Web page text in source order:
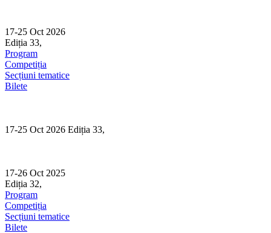
content
17-25 Oct 2026
Ediția 33,
Program
Competiția
Secțiuni tematice
Bilete
17-25 Oct 2026 Ediția 33,
17-26 Oct 2025
Ediția 32,
Program
Competiția
Secțiuni tematice
Bilete